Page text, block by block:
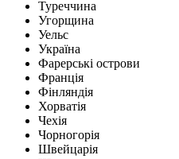
Туреччина
Угорщина
Уельс
Україна
Фарерські острови
Франція
Фінляндія
Хорватія
Чехія
Чорногорія
Швейцарія